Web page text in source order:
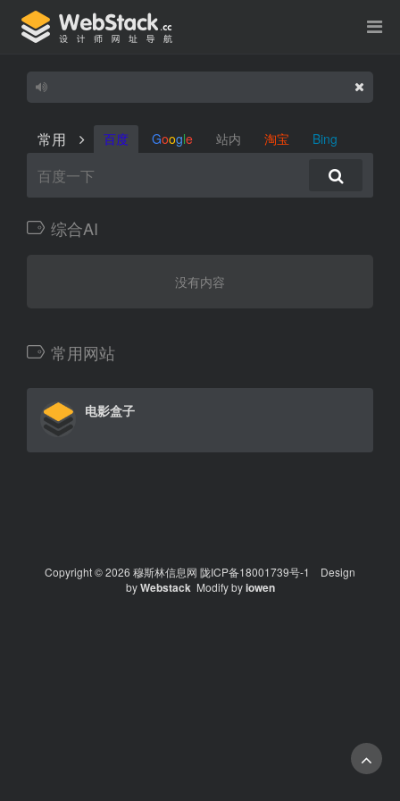
常用 百度 Google 站内 淘宝 Bing
综合AI
没有内容
常用网站
电影盒子
Copyright © 2026 穆斯林信息网 陇ICP备18001739号-1
Design
byWebstack Modify byiowen